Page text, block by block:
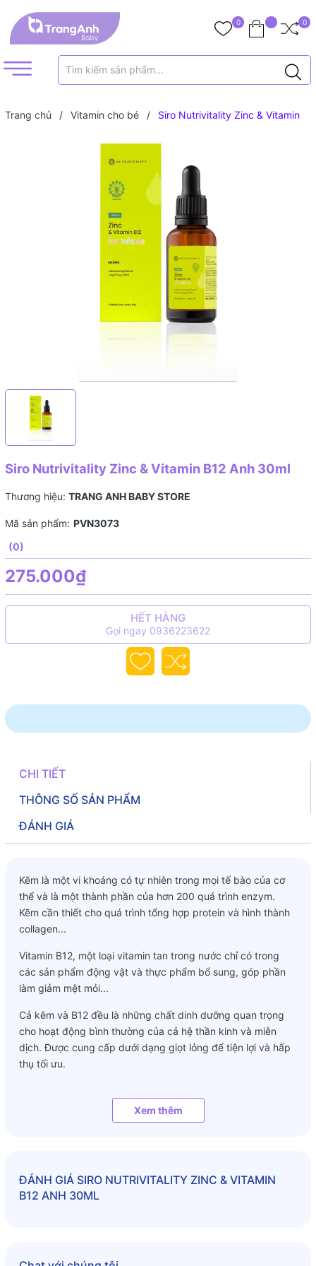
0 0
Trang chủ / Vitamin cho bé /
Siro Nutrivitality Zinc & Vitamin
Siro Nutrivitality Zinc & Vitamin B12 Anh 30ml
Thương hiệu: TRANG ANH BABY STORE
Mã sản phẩm: PVN3073
(0)
275.000₫
HẾT HÀNG
Gọi ngay 0936223622
CHI TIẾT
THÔNG SỐ SẢN PHẨM
ĐÁNH GIÁ
Kẽm là một vi khoáng có tự nhiên trong mọi tế bào của cơ
thể và là một thành phần của hơn 200 quá trình enzym.
Kẽm cần thiết cho quá trình tổng hợp protein và hình thành
collagen...
Vitamin B12, một loại vitamin tan trong nước chỉ có trong
các sản phẩm động vật và thực phẩm bổ sung, góp phần
làm giảm mệt mỏi...
Cả kẽm và B12 đều là những chất dinh dưỡng quan trọng
cho hoạt động bình thường của cả hệ thần kinh và miễn
dịch. Được cung cấp dưới dạng giọt lỏng để tiện lợi và hấp
thụ tối ưu.
- Duy trì và phát triển hệ thần kinh.
Thành phần:
Xem thêm
ĐÁNH GIÁ SIRO NUTRIVITALITY ZINC & VITAMIN
B12 ANH 30ML